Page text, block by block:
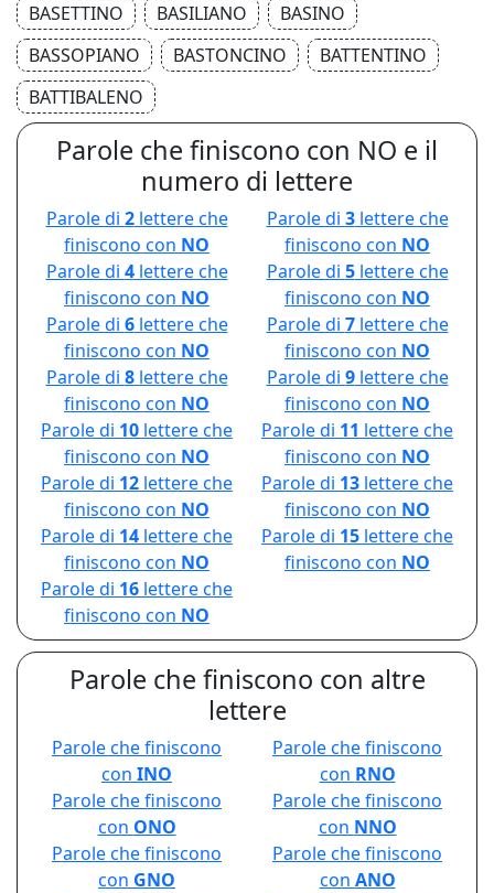
BASETTINO
BASILIANO
BASINO
BASSOPIANO
BASTONCINO
BATTENTINO
BATTIBALENO
Parole che finiscono con NO e il
numero di lettere
Parole di 2lettere che
finiscono con NO
Parole di 3lettere che
finiscono con NO
Parole di 4lettere che
finiscono con NO
Parole di 5lettere che
finiscono con NO
Parole di 6lettere che
finiscono con NO
Parole di 7lettere che
finiscono con NO
Parole di 8lettere che
finiscono con NO
Parole di 9lettere che
finiscono con NO
Parole di 10 lettere che
finiscono con NO
Parole di 11 lettere che
finiscono con NO
Parole di 12 lettere che
finiscono con NO
Parole di 13 lettere che
finiscono con NO
Parole di 14 lettere che
finiscono con NO
Parole di 15 lettere che
finiscono con NO
Parole di 16 lettere che
finiscono con NO
Parole che finiscono con altre
lettere
Parole che finiscono
con INO
Parole che finiscono
con RNO
Parole che finiscono
con ONO
Parole che finiscono
con NNO
Parole che finiscono
con GNO
Parole che finiscono
con ANO